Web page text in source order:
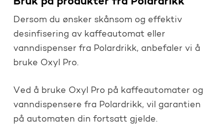
Dersom du ønsker skånsom og effektiv
desinfisering av kaffeautomat eller
vanndispenser fra Polardrikk, anbefaler vi å
bruke Oxyl Pro.
Ved å bruke Oxyl Pro på kaffeautomater og
vanndispensere fra Polardrikk, vil garantien
på automaten din fortsatt gjelde.